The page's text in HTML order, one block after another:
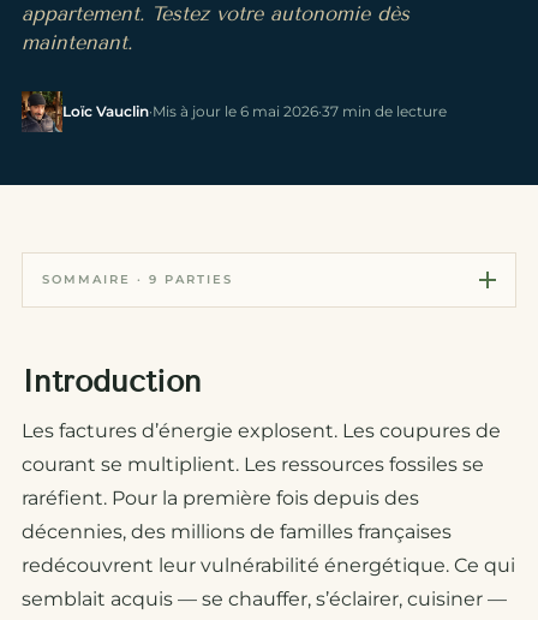
appartement. Testez votre autonomie dès
maintenant.
Loïc Vauclin·Mis à jour le 6 mai 2026·37 min de lecture
SOMMAIRE · 9 PARTIES
Introduction
Les factures d’énergie explosent. Les coupures de
courant se multiplient. Les ressources fossiles se
raréfient. Pour la première fois depuis des
décennies, des millions de familles françaises
redécouvrent leur vulnérabilité énergétique. Ce qui
semblait acquis — se chauffer, s’éclairer, cuisiner —